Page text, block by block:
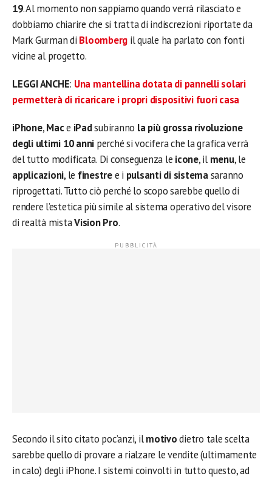
19. Al momento non sappiamo quando verrà rilasciato e
dobbiamo chiarire che si tratta di indiscrezioni riportate da
Mark Gurman di Bloomberg il quale ha parlato con fonti
vicine al progetto.
LEGGI ANCHE: Una mantellina dotata di pannelli solari
permetterà di ricaricare i propri dispositivi fuori casa
iPhone,Mace iPadsubiranno la più grossa rivoluzione
degli ultimi 10 anni perché si vocifera che la grafica verrà
del tutto modificata. Di conseguenza le icone, il menu, le
applicazioni, le finestree i pulsanti di sistemasaranno
riprogettati. Tutto ciò perché lo scopo sarebbe quello di
rendere l’estetica più simile al sistema operativo del visore
di realtà mistaVision Pro.
Secondo il sito citato poc’anzi, ilmotivodietro tale scelta
sarebbe quello di provare a rialzare le vendite (ultimamente
in calo) degli iPhone. I sistemi coinvolti in tutto questo, ad